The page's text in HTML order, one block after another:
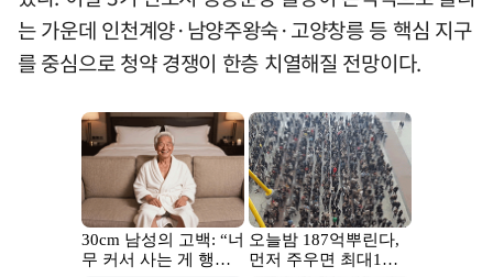
는 가운데 인천계양·남양주왕숙·고양창릉 등 핵심 지구
를 중심으로 청약 경쟁이 한층 치열해질 전망이다.